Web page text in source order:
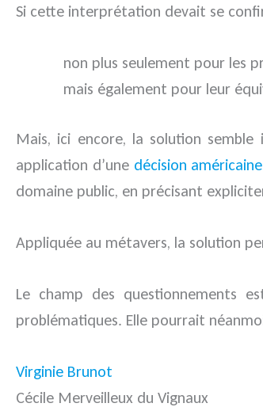
Si cette interprétation devait se
non plus seulement pour les
mais également pour leur
Mais, ici encore, la solution semble
application d’une décision américaine
domaine public, en précisant
Appliquée au métavers, la solution
Le champ des questionnements
problématiques. Elle pourrait
Virginie Brunot
Cécile Merveilleux du Vignaux